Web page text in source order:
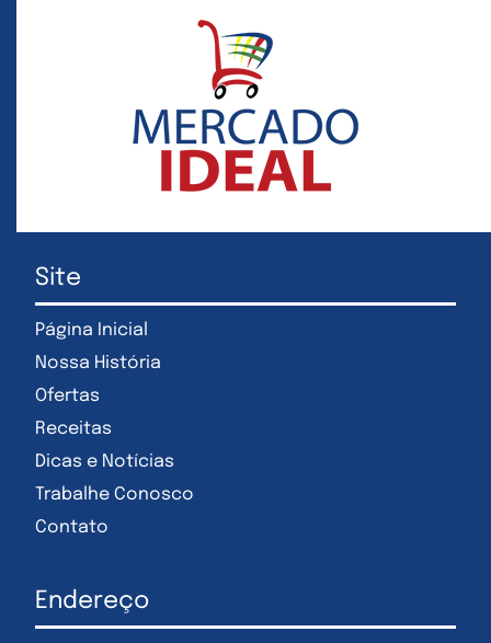
Site
Página Inicial
Nossa História
Ofertas
Receitas
Dicas e Notícias
Trabalhe Conosco
Contato
Endereço